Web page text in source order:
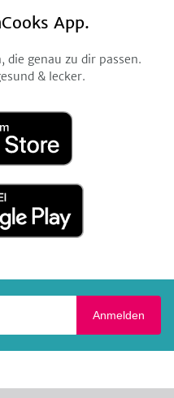
App.
die genau zu dir passen.
& lecker.
Anmelden